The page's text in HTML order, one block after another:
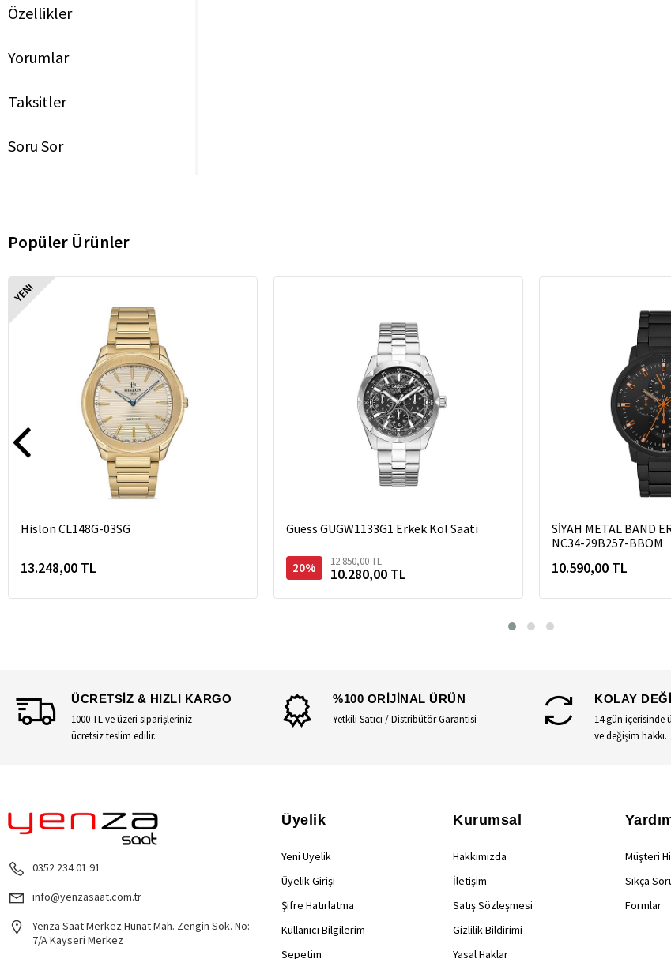
Özellikler
Yorumlar
Taksitler
Soru Sor
Popüler Ürünler
YENI
Hislon CL148G-03SG
13.248,00 TL
Guess GUGW1133G1 Erkek Kol Saati
20% 12.850,00 TL
10.280,00 TL
SİYAH METAL BAND
NC34-29B257-BBOM
10.590,00 TL
ÜCRETSİZ & HIZLI KARGO
1000 TL ve üzeri siparişleriniz
ücretsiz teslim edilir.
%100 ORİJİNAL ÜRÜN
Yetkili Satıcı / Distribütör Garantisi
KOLAY
14 gün içerisinde
ve değişim hakkı.
0352 234 01 91
info@yenzasaat.com.tr
Yenza Saat Merkez Hunat Mah. Zengin Sok. No:
7/A Kayseri Merkez
Üyelik
Yeni Üyelik
Üyelik Girişi
Şifre Hatırlatma
Kullanıcı Bilgilerim
Sepetim
Kurumsal
Hakkımızda
İletişim
Satış Sözleşmesi
Gizlilik Bildirimi
Yasal Haklar
Müşteri
Sıkça
Formlar